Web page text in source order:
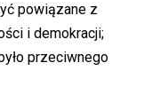
powiązane z
i demokracji;
przeciwnego